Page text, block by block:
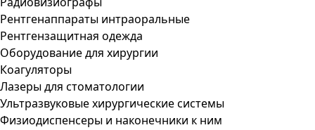
Рентгенаппараты интраоральные
Рентгензащитная одежда
Оборудование для хирургии
Коагуляторы
Лазеры для стоматологии
Ультразвуковые хирургические системы
Физиодиспенсеры и наконечники к ним